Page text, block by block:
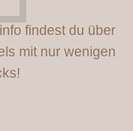
findest du über
mit nur wenigen